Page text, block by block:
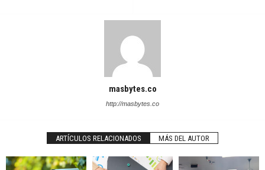
masbytes.co
http://masbytes.co
ARTÍCULOS RELACIONADOS MÁS DEL AUTOR